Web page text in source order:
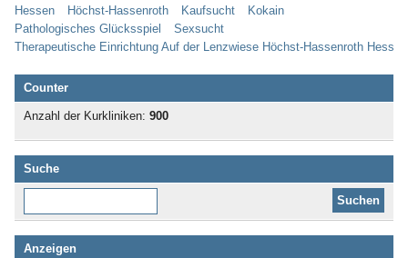
Hessen
Höchst-Hassenroth Kaufsucht
Kokain
Pathologisches Glücksspiel
Sexsucht
Therapeutische Einrichtung Auf der Lenzwiese Höchst-Hassenroth Hessen
Counter
Anzahl der Kurkliniken: 900
Suche
Anzeigen